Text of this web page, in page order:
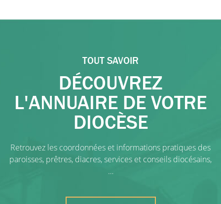
TOUT SAVOIR
DÉCOUVREZ
L'ANNUAIRE DE VOTRE
DIOCÈSE
Retrouvez les coordonnées et informations pratiques des
paroisses, prêtres, diacres, services et conseils diocésains,
…